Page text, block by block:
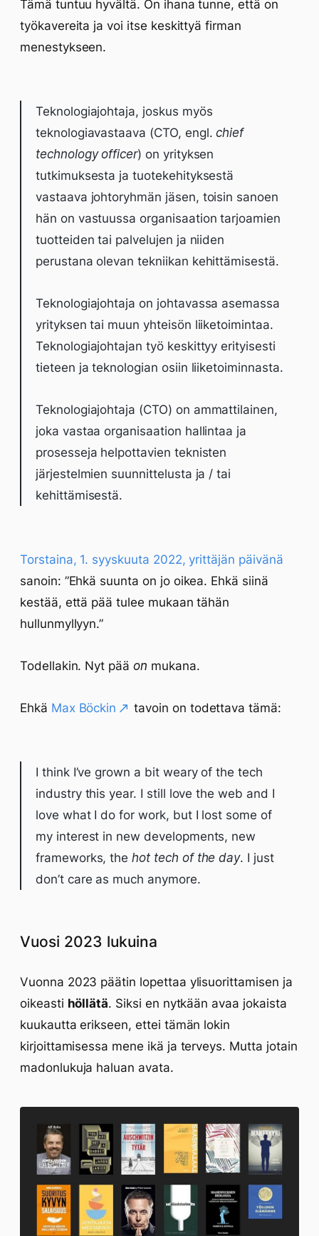
Tämä tuntuu hyvältä. On ihana tunne, että on
työkavereita ja voi itse keskittyä firman
menestykseen.
Teknologiajohtaja, joskus myös
teknologiavastaava (CTO, engl.chief
technology officer) on yrityksen
tutkimuksesta ja tuotekehityksestä
vastaava johtoryhmän jäsen, toisin sanoen
hän on vastuussa organisaation tarjoamien
tuotteiden tai palvelujen ja niiden
perustana olevan tekniikan kehittämisestä.
Teknologiajohtaja on johtavassa asemassa
yrityksen tai muun yhteisön liiketoimintaa.
Teknologiajohtajan työ keskittyy erityisesti
tieteen ja teknologian osiin liiketoiminnasta.
Teknologiajohtaja (CTO) on ammattilainen,
joka vastaa organisaation hallintaa ja
prosesseja helpottavien teknisten
järjestelmien suunnittelusta ja / tai
kehittämisestä.
Torstaina, 1. syyskuuta 2022, yrittäjän päivänä
sanoin: ”Ehkä suunta on jo oikea. Ehkä siinä
kestää, että pää tulee mukaan tähän
hullunmyllyyn.”
Todellakin. Nyt pää on mukana.
Ehkä Max Böckin tavoin on todettava tämä:
I think I’ve grown a bit weary of the tech
industry this year. I still love the web and I
love what I do for work, but I lost some of
my interest in new developments, new
frameworks, thehot tech of the day. I just
don’t care as much anymore.
Vuosi 2023 lukuina
Vuonna 2023 päätin lopettaa ylisuorittamisen ja
oikeasti höllätä. Siksi en nytkään avaa jokaista
kuukautta erikseen, ettei tämän lokin
kirjoittamisessa mene ikä ja terveys. Mutta jotain
madonlukuja haluan avata.